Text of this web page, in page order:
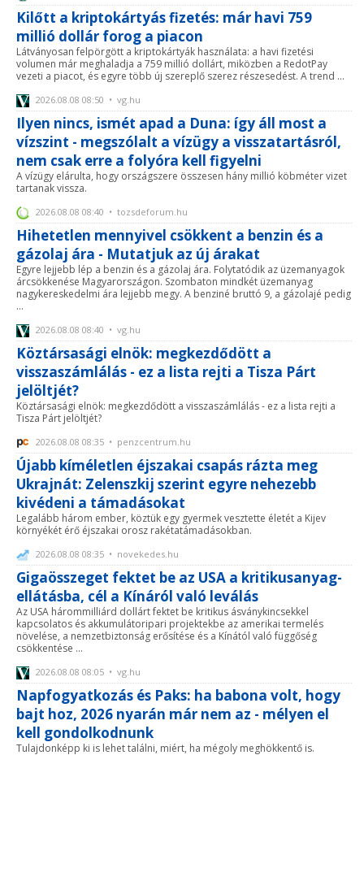
Kilőtt a kriptokártyás fizetés: már havi 759
millió dollár forog a piacon
Látványosan felpörgött a kriptokártyák használata: a havi fizetési
volumen már meghaladja a 759 millió dollárt, miközben a RedotPay
vezeti a piacot, és egyre több új szereplő szerez részesedést. A trend ...
2026.08.08 08:50 • vg.hu
Ilyen nincs, ismét apad a Duna: így áll most a
vízszint - megszólalt a vízügy a visszatartásról,
nem csak erre a folyóra kell figyelni
A vízügy elárulta, hogy országszere összesen hány millió köbméter vizet
tartanak vissza.
2026.08.08 08:40 • tozsdeforum.hu
Hihetetlen mennyivel csökkent a benzin és a
gázolaj ára - Mutatjuk az új árakat
Egyre lejjebb lép a benzin és a gázolaj ára. Folytatódik az üzemanyagok
árcsökkenése Magyarországon. Szombaton mindkét üzemanyag
nagykereskedelmi ára lejjebb megy. A benziné bruttó 9, a gázolajé pedig
...
2026.08.08 08:40 • vg.hu
Köztársasági elnök: megkezdődött a
visszaszámlálás - ez a lista rejti a Tisza Párt
jelöltjét?
Köztársasági elnök: megkezdődött a visszaszámlálás - ez a lista rejti a
Tisza Párt jelöltjét?
2026.08.08 08:35 • penzcentrum.hu
Újabb kíméletlen éjszakai csapás rázta meg
Ukrajnát: Zelenszkij szerint egyre nehezebb
kivédeni a támadásokat
Legalább három ember, köztük egy gyermek vesztette életét a Kijev
környékét érő éjszakai orosz rakétatámadásokban.
2026.08.08 08:35 • novekedes.hu
Gigaösszeget fektet be az USA a kritikusanyag-
ellátásba, cél a Kínáról való leválás
Az USA hárommilliárd dollárt fektet be kritikus ásványkincsekkel
kapcsolatos és akkumulátoripari projektekbe az amerikai termelés
növelése, a nemzetbiztonság erősítése és a Kínától való függőség
csökkentése ...
2026.08.08 08:05 • vg.hu
Napfogyatkozás és Paks: ha babona volt, hogy
bajt hoz, 2026 nyarán már nem az - mélyen el
kell gondolkodnunk
Tulajdonképp ki is lehet találni, miért, ha mégoly meghökkentő is.